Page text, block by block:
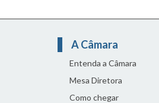
A Câmara
Entenda a Câmara
Mesa Diretora
Como chegar